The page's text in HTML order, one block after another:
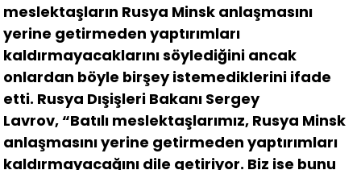
meslektaşların Rusya Minsk anlaşmasını
yerine getirmeden yaptırımları
kaldırmayacaklarını söylediğini ancak
onlardan böyle birşey istemediklerini ifade
etti. Rusya Dışişleri Bakanı Sergey
Lavrov, “Batılı meslektaşlarımız, Rusya Minsk
anlaşmasını yerine getirmeden yaptırımları
kaldırmayacağını dile getiriyor. Biz ise bunu